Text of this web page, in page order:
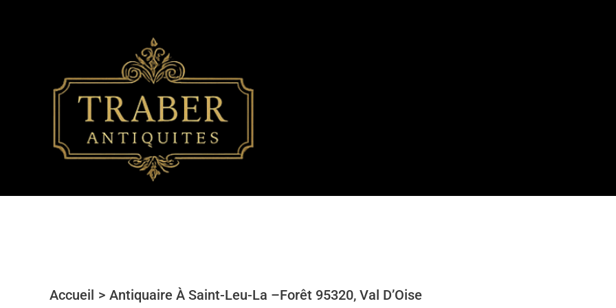
Accueil Antiquaire À Saint-Leu-La –Forêt 95320, Val D’Oise